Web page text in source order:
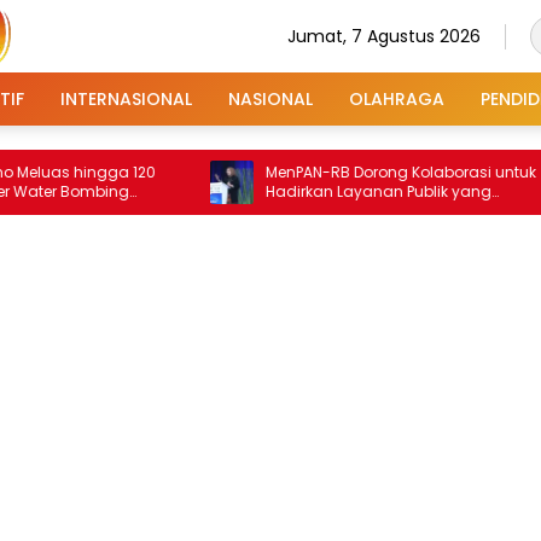
Jumat, 7 Agustus 2026
INTERNASIONAL NASIONAL OLAHRAGA
120
MenPAN-RB Dorong Kolaborasi untuk
Hadirkan Layanan Publik yang
Terintegrasi dan Inklusif